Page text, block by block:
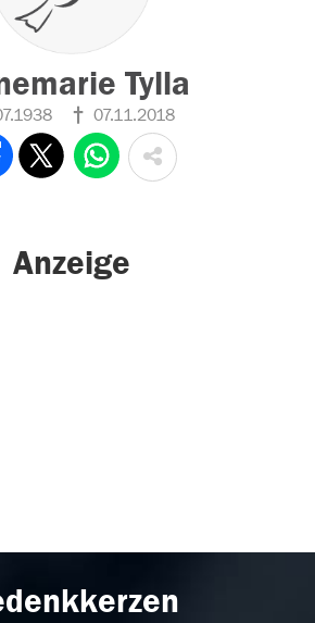
Tylla
07.11.2018
Anzeige